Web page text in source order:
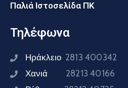
Παλιά Ιστοσελίδα ΠΚ
Τηλέφωνα
Ηράκλειο 2813 400342
Χανιά 28213 40166